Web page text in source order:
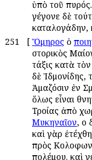
ὑπὸ τοῦ
γέγονε δὲ
καταλογάδην,
251 [ Ὅμηρος ὁ
ἱστορικὸς
τάξις κατὰ τὸν
δὲ
Ἀμαζόσιν ἐν
ὅλως εἶναι
Τροίας ἀπὸ
Μυκηναῖον, οἱ
καὶ γὰρ
πρὸς
πολέμου. καὶ